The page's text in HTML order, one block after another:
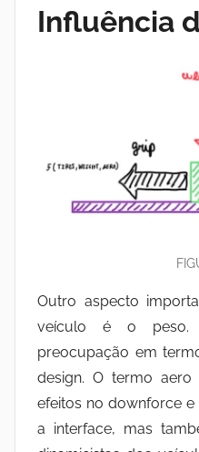
Influência
Outro aspecto
veículo é o peso.
preocupação em
design. O termo aero
efeitos no downforce e
a interface, mas